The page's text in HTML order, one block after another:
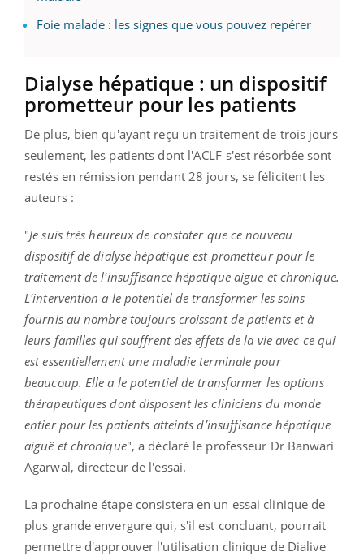
Foie malade : les signes que vous pouvez repérer
Dialyse hépatique : un dispositif
prometteur pour les patients
De plus, bien qu'ayant reçu un traitement de trois jours
seulement, les patients dont l'ACLF s'est résorbée sont
restés en rémission pendant 28 jours, se félicitent les
auteurs :
"Je suis très heureux de constater que ce nouveau
dispositif de dialyse hépatique est prometteur pour le
traitement de l'insuffisance hépatique aiguë et chronique.
L'intervention a le potentiel de transformer les soins
fournis au nombre toujours croissant de patients et à
leurs familles qui souffrent des effets de la vie avec ce qui
est essentiellement une maladie terminale pour
beaucoup. Elle a le potentiel de transformer les options
thérapeutiques dont disposent les cliniciens du monde
entier pour les patients atteints d’insuffisance hépatique
aiguë et chronique", a déclaré le professeur Dr Banwari
Agarwal, directeur de l'essai.
La prochaine étape consistera en un essai clinique de
plus grande envergure qui, s'il est concluant, pourrait
permettre d'approuver l'utilisation clinique de Dialive